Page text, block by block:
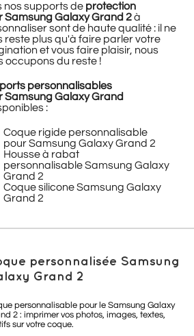
nos supports de protection
Samsung Galaxy Grand 2à
sont de haute qualité : il ne
reste plus qu'à faire parler votre
et vous faire plaisir, nous
occupons du reste !
personnalisables
Samsung Galaxy Grand
:
Coque rigide personnalisable
pour Samsung Galaxy Grand 2
Housse à rabat
personnalisable Samsung Galaxy
Grand 2
Coque silicone Samsung Galaxy
Grand 2
personnalisée Samsung
Grand 2
personnalisable pour le Samsung Galaxy
2 : imprimer vos photos, images, textes,
sur votre coque.